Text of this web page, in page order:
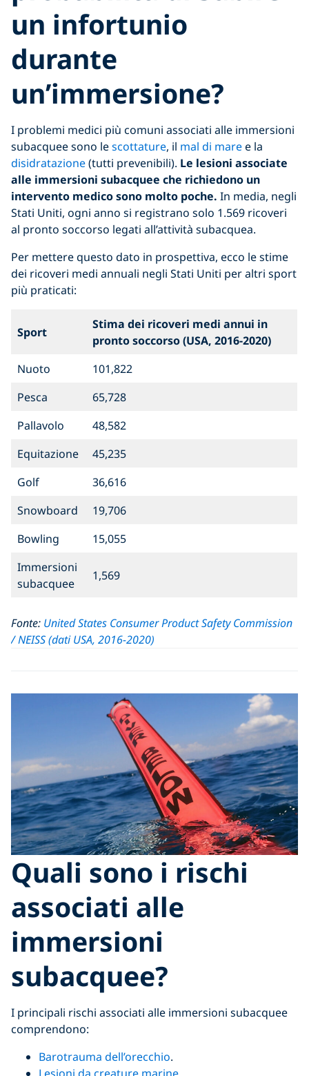
un infortunio
durante
un’immersione?
I problemi medici più comuni associati alle immersioni
subacquee sono lescottature, il mal di maree la
disidratazione(tutti prevenibili). Le lesioni associate
alle immersioni subacquee che richiedono un
intervento medico sono molto poche. In media, negli
Stati Uniti, ogni anno si registrano solo 1.569 ricoveri
al pronto soccorso legati all’attività subacquea.
Per mettere questo dato in prospettiva, ecco le stime
dei ricoveri medi annuali negli Stati Uniti per altri sport
più praticati:
Sport
Stima dei ricoveri medi annui in
pronto soccorso (USA, 2016-2020)
Nuoto
101,822
Pesca
65,728
Pallavolo
48,582
Equitazione
45,235
Golf
36,616
Snowboard
19,706
Bowling
15,055
Immersioni
subacquee
1,569
Fonte: United States Consumer Product Safety Commission
/ NEISS (dati USA, 2016-2020)
Quali sono i rischi
associati alle
immersioni
subacquee?
I principali rischi associati alle immersioni subacquee
comprendono:
Barotrauma dell’orecchio.